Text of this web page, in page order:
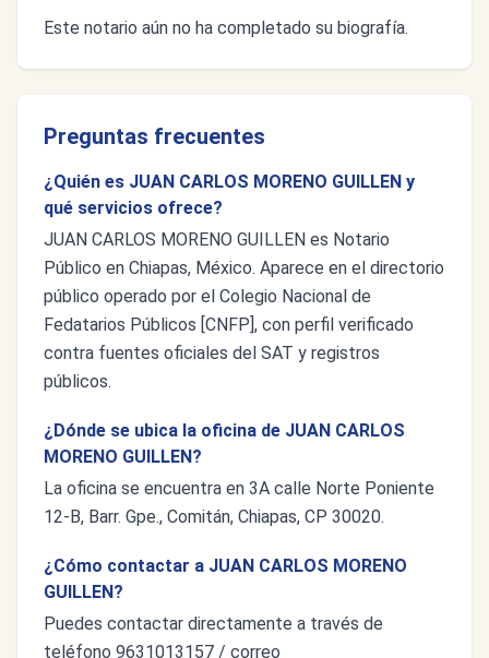
Este notario aún no ha completado su biografía.
Preguntas frecuentes
¿Quién es JUAN CARLOS MORENO GUILLEN y
qué servicios ofrece?
JUAN CARLOS MORENO GUILLEN es Notario
Público en Chiapas, México. Aparece en el directorio
público operado por el Colegio Nacional de
Fedatarios Públicos [CNFP], con perfil verificado
contra fuentes oficiales del SAT y registros
públicos.
¿Dónde se ubica la oficina de JUAN CARLOS
MORENO GUILLEN?
La oficina se encuentra en 3A calle Norte Poniente
12-B, Barr. Gpe., Comitán, Chiapas, CP 30020.
¿Cómo contactar a JUAN CARLOS MORENO
GUILLEN?
Puedes contactar directamente a través de
teléfono 9631013157 / correo